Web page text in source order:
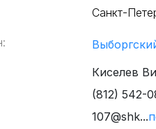
Санкт-
Киселев
(812) 542-
107@shk...